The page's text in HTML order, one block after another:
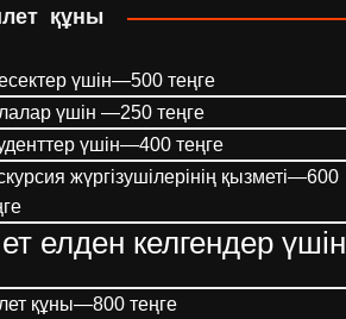
құны
үшін—500 теңге
үшін —250 теңге
үшін—400 теңге
жүргізушілерінің қызметі—600
елден келгендер үшін
құны—800 теңге